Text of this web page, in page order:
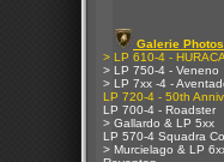
Galerie
> LP 610-4 -
> LP 750-4 - Veneno
> LP 7xx -4 -
LP 720-4 - 50th
LP 700-4 - Roadster
> Gallardo & LP 5xx
LP 570-4 Squadra
> Murcielago & LP